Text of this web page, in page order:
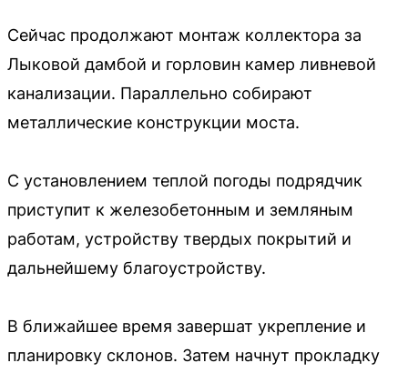
Сейчас продолжают монтаж коллектора за
Лыковой дамбой и горловин камер ливневой
канализации. Параллельно собирают
металлические конструкции моста.
С установлением теплой погоды подрядчик
приступит к железобетонным и земляным
работам, устройству твердых покрытий и
дальнейшему благоустройству.
В ближайшее время завершат укрепление и
планировку склонов. Затем начнут прокладку